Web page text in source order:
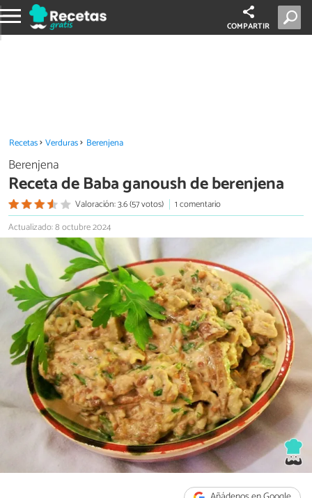
COMPARTIR
Recetas Verduras Berenjena
Berenjena
Receta de Baba ganoush de berenjena
Valoración: 3.6 (57 votos)
1 comentario
Actualizado: 8 octubre 2024